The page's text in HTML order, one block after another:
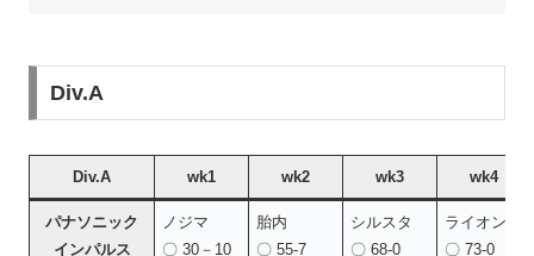
Div.A
Div.A wk1 wk2 wk3 wk4
パナソニック
インパルス
ノジマ
〇 30－10
胎内
〇 55-7
シルスタ
〇 68-0
ライオンズ
〇 73-0